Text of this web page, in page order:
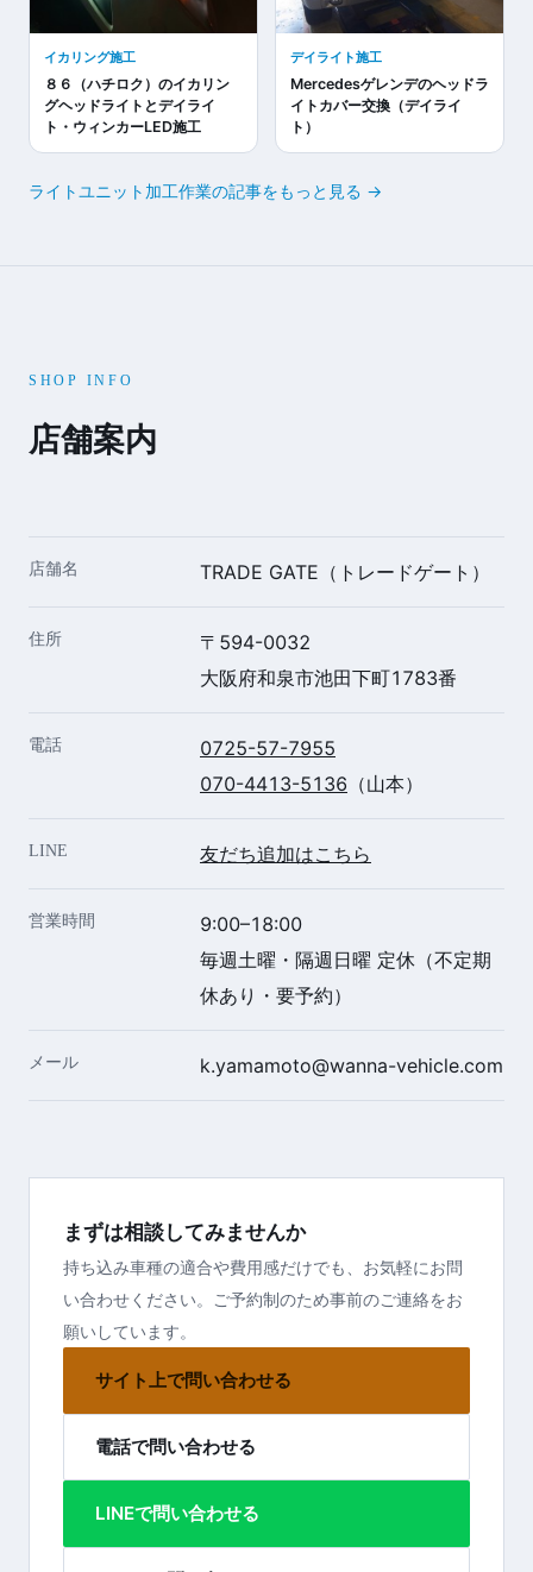
イカリング施工
８６（ハチロク）のイカリン
グヘッドライトとデイライ
ト・ウィンカーLED施工
デイライト施工
Mercedesゲレンデのヘッドラ
イトカバー交換（デイライ
ト）
ライトユニット加工作業の記事をもっと見る →
SHOP INFO
店舗案内
店舗名 TRADE GATE（トレードゲート）
住所
〒594-0032
大阪府和泉市池田下町1783番
電話
0725-57-7955
070-4413-5136 （山本）
LINE 友だち追加はこちら
営業時間
9:00–18:00
毎週土曜・隔週日曜 定休（不定期
休あり・要予約）
メール k.yamamoto@wanna-vehicle.com
まずは相談してみませんか
持ち込み車種の適合や費用感だけでも、お気軽にお問
い合わせください。ご予約制のため事前のご連絡をお
願いしています。
サイト上で問い合わせる
電話で問い合わせる
LINEで問い合わせる